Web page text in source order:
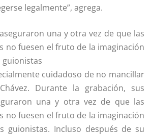
legalmente”, agrega.
una y otra vez de que las
no fuesen el fruto de la imaginación
guionistas
cuidadoso de no mancillar
Durante la grabación, sus
una y otra vez de que las
no fuesen el fruto de la imaginación
guionistas. Incluso después de su